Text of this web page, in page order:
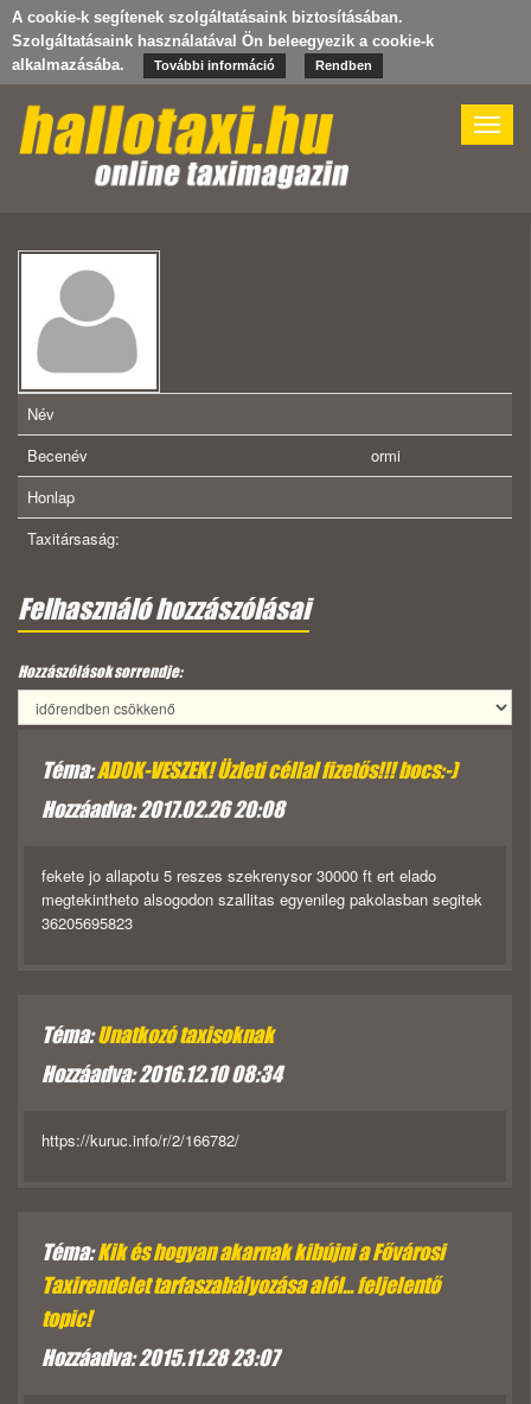
A cookie-k segítenek szolgáltatásaink biztosításában.
Szolgáltatásaink használatával Ön beleegyezik a cookie-k
alkalmazásába.
További információ Rendben
Toggle
Név
Becenév
ormi
Honlap
Taxitársaság:
Felhasználó hozzászólásai
Hozzászólások sorrendje:
Téma:ADOK-VESZEK! Üzleti céllal fizetős!!! bocs:-)
Hozzáadva: 2017.02.26 20:08
fekete jo allapotu 5 reszes szekrenysor 30000 ft ert elado
megtekintheto alsogodon szallitas egyenileg pakolasban segitek
36205695823
Téma:Unatkozó taxisoknak
Hozzáadva: 2016.12.10 08:34
https://kuruc.info/r/2/166782/
Téma:Kik és hogyan akarnak kibújni a Fővárosi
Taxirendelet tarfaszabályozása alól... feljelentő
topic!
Hozzáadva: 2015.11.28 23:07